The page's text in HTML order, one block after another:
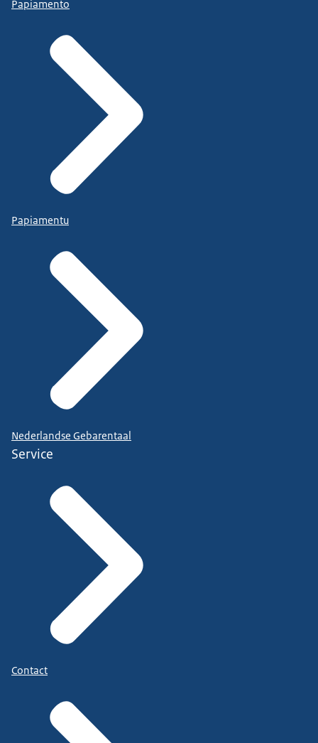
Papiamento
Papiamentu
Nederlandse Gebarentaal
Service
Contact